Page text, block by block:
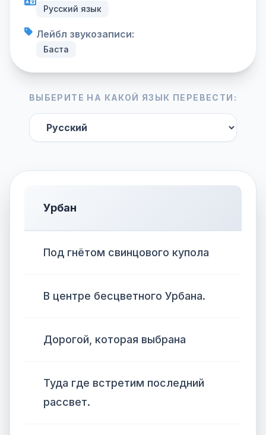
Русский язык
Лейбл звукозаписи:
Баста
ВЫБЕРИТЕ НА КАКОЙ ЯЗЫК ПЕРЕВЕСТИ:
Урбан
Под гнётом свинцового купола
В центре бесцветного Урбана.
Дорогой, которая выбрана
Туда где встретим последний
рассвет.